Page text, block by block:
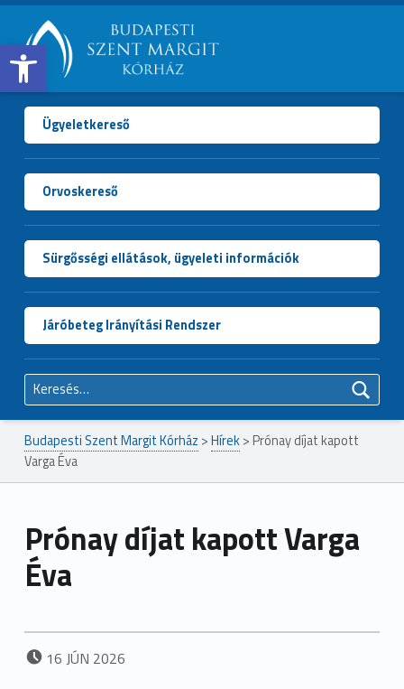
Open toolbar
BUDAPESTI
SZENT
MARGIT
KÓRHÁZ
Ügyeletkereső
Orvoskereső
Sürgősségi ellátások, ügyeleti információk
Járóbeteg Irányítási Rendszer
Keresés:
Budapesti Szent Margit Kórház >Hírek> Prónay díjat kapott
Varga Éva
Prónay díjat kapott Varga
Éva
POSTED ON:
16 JÚN 2026